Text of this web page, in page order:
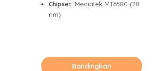
Chipset: Mediatek MT6580 (28
nm)
Bandingkan